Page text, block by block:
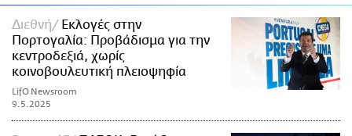
Διεθνή
Εκλογές στην
Πορτογαλία: Προβάδισμα για την
κεντροδεξιά, χωρίς
κοινοβουλευτική πλειοψηφία
LifO Newsroom
9.5.2025